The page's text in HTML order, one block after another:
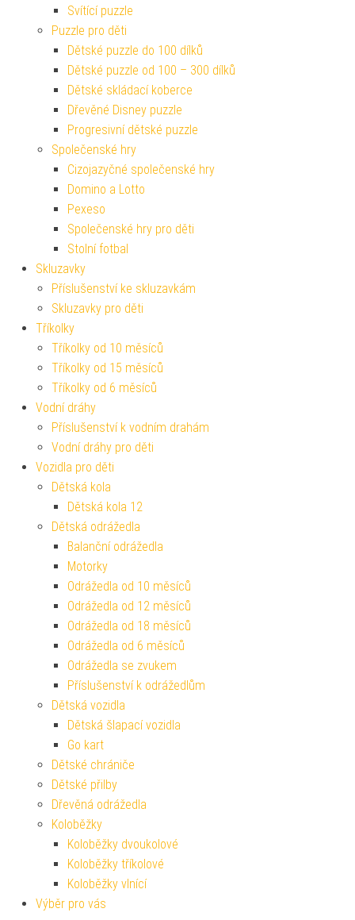
Svítící puzzle
Puzzle pro děti
Dětské puzzle do 100 dílků
Dětské puzzle od 100 – 300 dílků
Dětské skládací koberce
Dřevěné Disney puzzle
Progresivní dětské puzzle
Společenské hry
Cizojazyčné společenské hry
Domino a Lotto
Pexeso
Společenské hry pro děti
Stolní fotbal
Skluzavky
Příslušenství ke skluzavkám
Skluzavky pro děti
Tříkolky
Tříkolky od 10 měsíců
Tříkolky od 15 měsíců
Tříkolky od 6 měsíců
Vodní dráhy
Příslušenství k vodním drahám
Vodní dráhy pro děti
Vozidla pro děti
Dětská kola
Dětská kola 12
Dětská odrážedla
Balanční odrážedla
Motorky
Odrážedla od 10 měsíců
Odrážedla od 12 měsíců
Odrážedla od 18 měsíců
Odrážedla od 6 měsíců
Odrážedla se zvukem
Příslušenství k odrážedlům
Dětská vozidla
Dětská šlapací vozidla
Go kart
Dětské chrániče
Dětské přilby
Dřevěná odrážedla
Koloběžky
Koloběžky dvoukolové
Koloběžky tříkolové
Koloběžky vlnící
Výběr pro vás